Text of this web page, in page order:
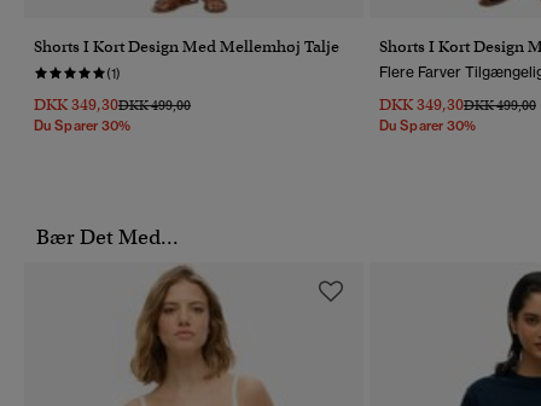
Shorts I Kort Design Med Mellemhøj Talje
(1)
DKK 349,30Pris Nedsat Fra
DKK 499,00Til
Du Sparer 30%
Shorts I Kort Design
Flere Farver
DKK 349,30Pris Nedsat
DKK 499,00
Du Sparer 30%
Bær Det Med...